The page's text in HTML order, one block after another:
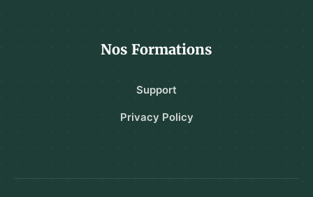
Nos Formations
Support
Privacy Policy